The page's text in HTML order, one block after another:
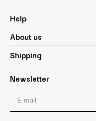
Help
About us
Shipping
Newsletter